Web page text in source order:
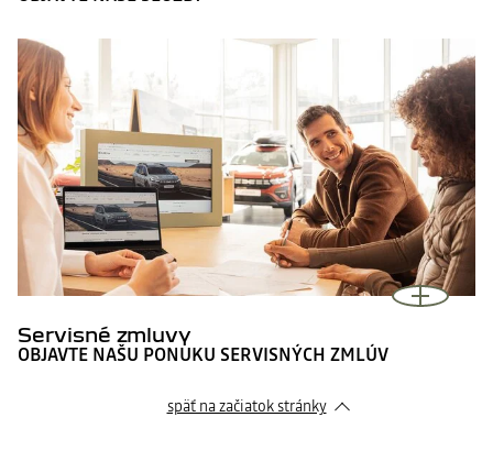
Servisné zmluvy
OBJAVTE NAŠU PONUKU SERVISNÝCH ZMLÚV
späť na začiatok stránky